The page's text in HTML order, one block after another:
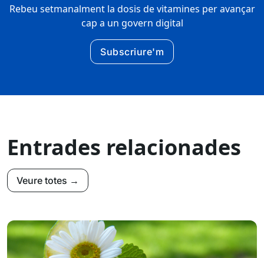
Rebeu setmanalment la dosis de vitamines per avançar
cap a un govern digital
Subscriure'm
Entrades relacionades
Veure totes →